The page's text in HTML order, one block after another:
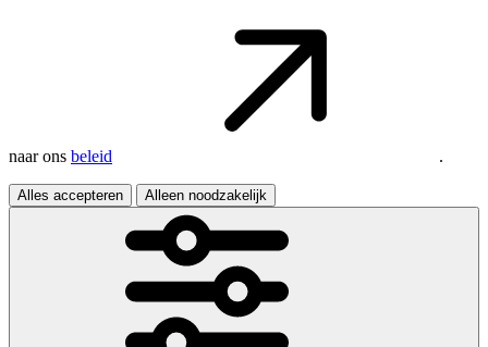
naar ons beleid .
Alles accepteren Alleen noodzakelijk